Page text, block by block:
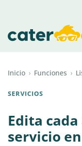
Inicio › Funciones ›
SERVICIOS
Edita
servicio